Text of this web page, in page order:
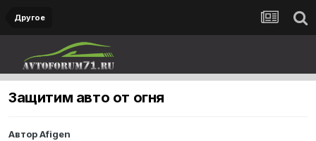
Другое
Защитим авто от огня
АвторAfigen